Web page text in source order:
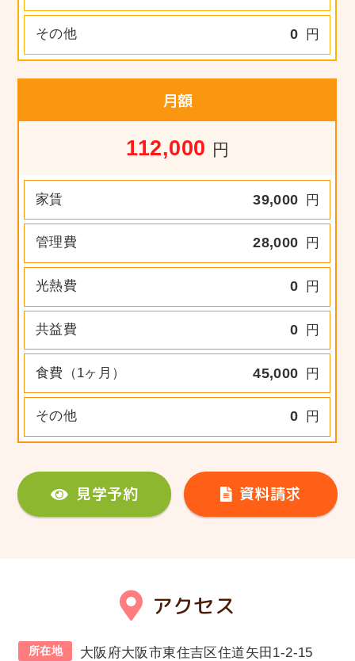
その他 0 円
月額
112,000 円
家賃 39,000 円
管理費 28,000 円
光熱費 0 円
共益費 0 円
食費（1ヶ月） 45,000 円
その他 0 円
見学予約 資料請求
アクセス
所在地 大阪府大阪市東住吉区住道矢田1-2-15